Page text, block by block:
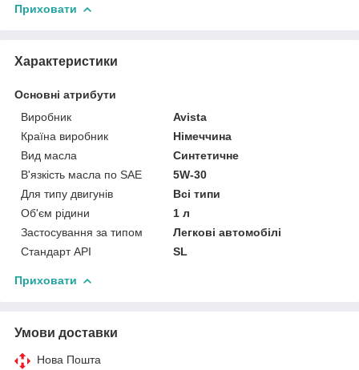
Приховати
Характеристики
Основні атрибути
Виробник
Avista
Країна виробник
Німеччина
Вид масла
Синтетичне
В'язкість масла по SAE
5W-30
Для типу двигунів
Всі типи
Об'єм рідини
1 л
Застосування за типом
Легкові автомобілі
Стандарт API
SL
Приховати
Умови доставки
Нова Пошта